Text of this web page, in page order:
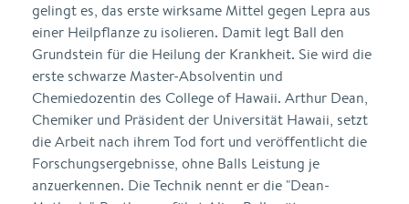
gelingt es, das erste wirksame Mittel gegen Lepra aus
einer Heilpflanze zu isolieren. Damit legt Ball den
Grundstein für die Heilung der Krankheit. Sie wird die
erste schwarze Master-Absolventin und
Chemiedozentin des College of Hawaii. Arthur Dean,
Chemiker und Präsident der Universität Hawaii, setzt
die Arbeit nach ihrem Tod fort und veröffentlicht die
Forschungsergebnisse, ohne Balls Leistung je
anzuerkennen. Die Technik nennt er die "Dean-